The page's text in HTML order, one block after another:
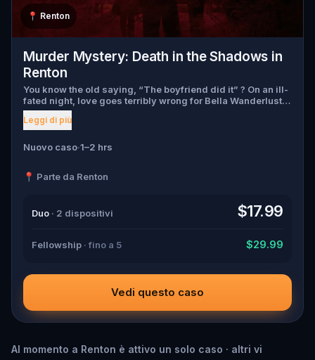
📍 Renton
Murder Mystery: Death in the Shadows in
Renton
You know the old saying, “The boyfriend did it” ? On an ill-
fated night, love goes terribly wrong for Bella Wanderlust
and Walter Bridges . Bella, a famous travel blogger, was
found dead during a ghost tour led by the theatrical Percy
Walter, the obsessed boyfriend? Percy, the ghost tour
suspects, and expose the real murderer before they strike
Leggi di più
Nuovo caso·1–2 hrs
📍 Parte da Renton
Duo · 2 dispositivi $17.99
Fellowship · fino a 5 $29.99
Vedi questo caso
Al momento a Renton è attivo un solo caso · altri vi